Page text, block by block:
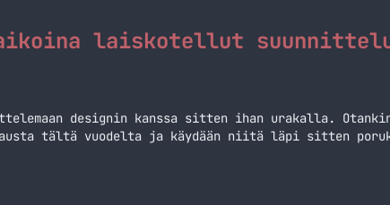
laiskotellut
designin kanssa sitten ihan urakalla.
tältä vuodelta ja käydään niitä läpi sitten